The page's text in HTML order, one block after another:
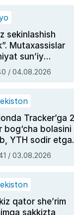
sekinlashish
Mutaxassislar
sun’iy
boshqara
qolishidan xavotir
/ 04.08.2026
Tracker’ga
bog‘cha bolasini
YTH sodir
sud hukmi o‘qildi
/ 03.08.2026
qator she’rim
sakkizta